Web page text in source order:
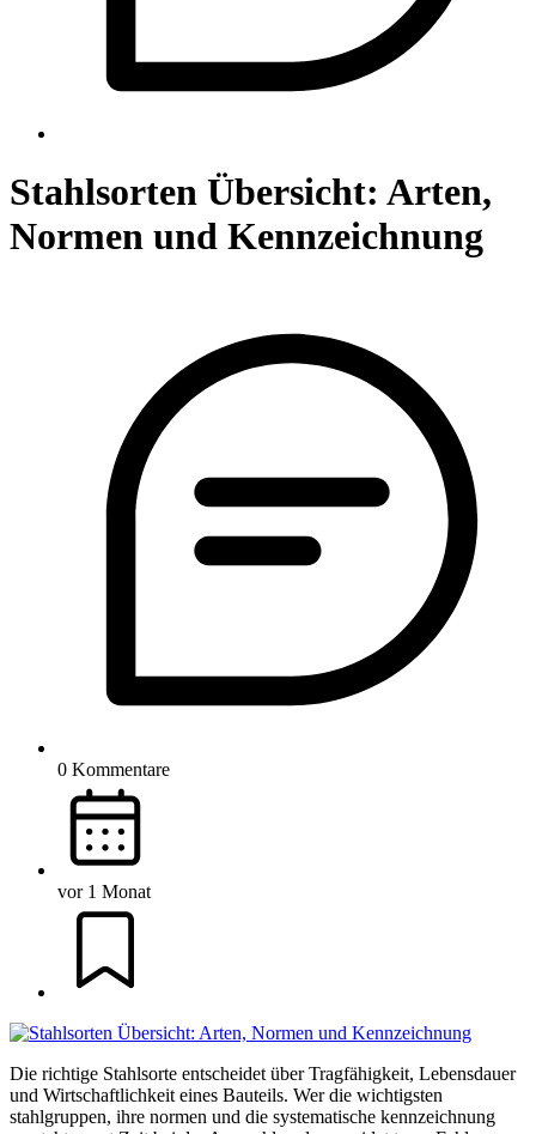
Stahlsorten Übersicht: Arten,
Normen und Kennzeichnung
0 Kommentare
vor 1 Monat
Die richtige Stahlsorte entscheidet über Tragfähigkeit, Lebensdauer
und Wirtschaftlichkeit eines Bauteils. Wer die wichtigsten
stahlgruppen, ihre normen und die systematische kennzeichnung